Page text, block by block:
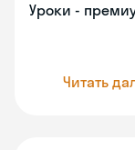
Уроки -
Читать